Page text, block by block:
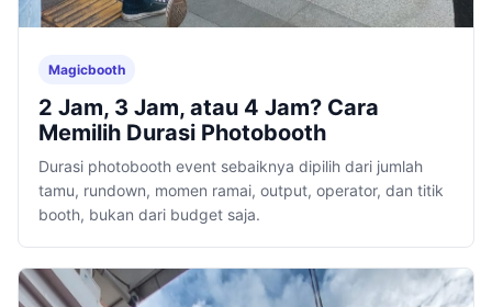
Magicbooth
2 Jam, 3 Jam, atau 4 Jam? Cara
Memilih Durasi Photobooth
Durasi photobooth event sebaiknya dipilih dari jumlah
tamu, rundown, momen ramai, output, operator, dan titik
booth, bukan dari budget saja.